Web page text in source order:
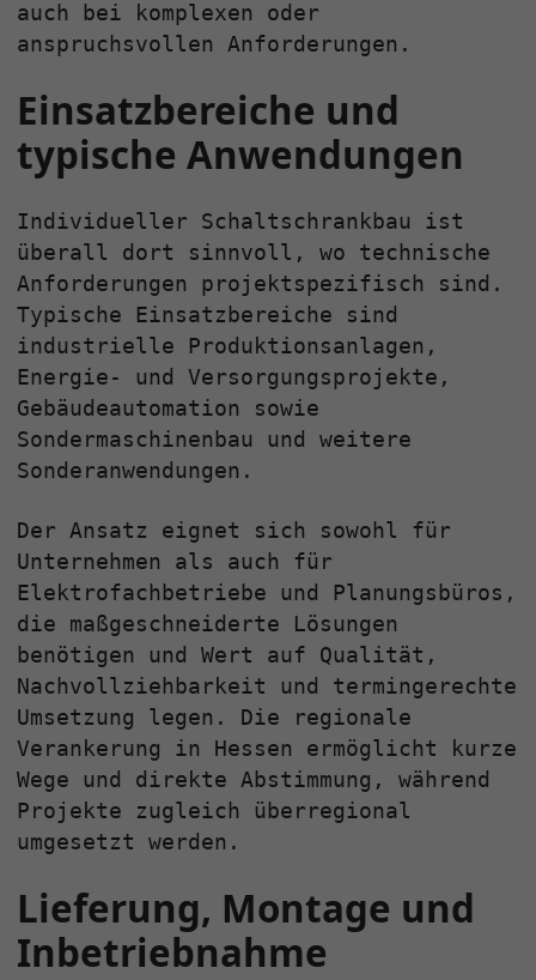
auch bei komplexen oder
anspruchsvollen Anforderungen.
Einsatzbereiche und
typische Anwendungen
Individueller Schaltschrankbau ist
überall dort sinnvoll, wo technische
Anforderungen projektspezifisch sind.
Typische Einsatzbereiche sind
industrielle Produktionsanlagen,
Energie‑ und Versorgungsprojekte,
Gebäudeautomation sowie
Sondermaschinenbau und weitere
Sonderanwendungen.
Der Ansatz eignet sich sowohl für
Unternehmen als auch für
Elektrofachbetriebe und Planungsbüros,
die maßgeschneiderte Lösungen
benötigen und Wert auf Qualität,
Nachvollziehbarkeit und termingerechte
Umsetzung legen. Die regionale
Verankerung in Hessen ermöglicht kurze
Wege und direkte Abstimmung, während
Projekte zugleich überregional
umgesetzt werden.
Lieferung, Montage und
Inbetriebnahme